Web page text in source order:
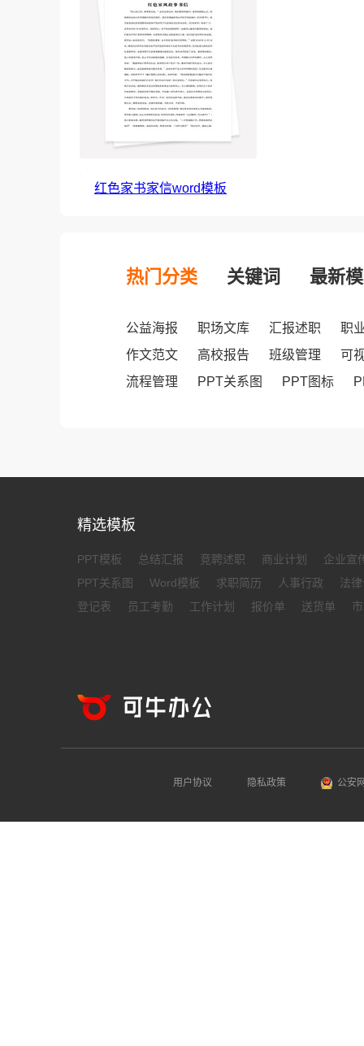
红色家书家信word模板
热门分类 关键词 最新
公益海报 职场文库 汇报述职
职
作文范文
高校报告 班级管理
可
流程管理
PPT关系图 PPT图标
精选模板
PPT模板 总结汇报 竞聘述职 商业计划
企业宣
PPT关系图
Word模板 求职简历 人事行政
法
登记表
员工考勤 工作计划 报价单 送货单
用户协议 隐私政策 公安